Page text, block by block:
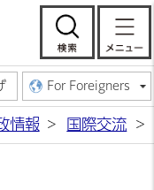
常陸大宮市公
検
For Foreigners
情報 国際交流